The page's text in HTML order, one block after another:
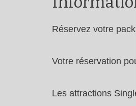
Réservez votre
Votre réservation
Les attractions